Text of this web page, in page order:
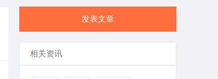
发表文章
相关资讯